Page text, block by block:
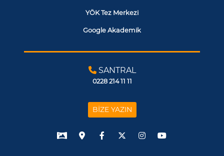
YÖK Tez Merkezi
Google Akademik
SANTRAL
0228 214 11 11
BİZE YAZIN